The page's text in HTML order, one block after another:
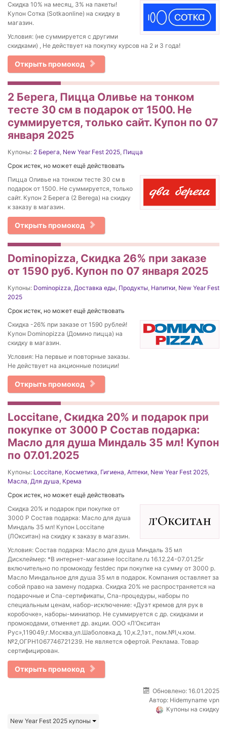
Скидка 10% на месяц, 3% на пакеты!
Купон Сотка (Sotkaonline) на скидку в
магазин.
Условия: (не суммируется с другими
скидками) , Не действует на покупку курсов на 2 и 3 года!
Открыть промокод
2 Берега, Пицца Оливье на тонком
тесте 30 см в подарок от 1500. Не
суммируется, только сайт. Купон по 07
января 2025
Купоны: 2 Берега, New Year Fest 2025, Пицца
Срок истек, но может ещё действовать
Пицца Оливье на тонком тесте 30 см в
подарок от 1500. Не суммируется, только
сайт. Купон 2 Берега (2 Berega) на скидку
к заказу в магазин.
Открыть промокод
Dominopizza, Скидка 26% при заказе
от 1590 руб. Купон по 07 января 2025
Купоны: Dominopizza, Доставка еды, Продукты, Напитки, New Year Fest
2025
Срок истек, но может ещё действовать
Скидка -26% при заказе от 1590 рублей!
Купон Dominopizza (Домино пицца) на
скидку в магазин.
Условия: На первые и повторные заказы.
Не действует на акционные позиции!
Открыть промокод
Loccitane, Скидка 20% и подарок при
покупке от 3000 Р Состав подарка:
Масло для душа Миндаль 35 мл! Купон
по 07.01.2025
Купоны: Loccitane, Косметика, Гигиена, Аптеки, New Year Fest 2025,
Масла, Для душа, Крема
Срок истек, но может ещё действовать
Скидка 20% и подарок при покупке от
3000 Р Состав подарка: Масло для душа
Миндаль 35 мл! Купон Loccitane
(ЛОкситан) на скидку к заказу в магазин.
Условия: Состав подарка: Масло для душа Миндаль 35 мл
Дисклеймер: *В интернет-магазине loccitane.ru 16.12.24-07.01.25г
включительно по промокоду festdec при покупке на сумму от 3000 р.
Масло Миндальное для душа 35 мл в подарок. Компания оставляет за
собой право на замену подарка. Скидка 20% не распространяется на
подарочные и Спа-сертификаты, Спа-процедуры, наборы по
специальным ценам, набор-исключение: «Дуэт кремов для рук в
коробочке», наборы-миниатюр. Не суммируется с др. скидками и
промокодами, отменяет др. акции. ООО «Л’Окситан
Рус»,119049,г.Москва,ул.Шаболовка,д. 10,к.2,1эт., пом.№I,ч.ком.
№2,ОГРН1067746721239. Не является офертой. Реклама. Товар
сертифицирован.
Открыть промокод
Обновлено: 16.01.2025
Автор: Hidemyname vpn
Купоны на скидку
New Year Fest 2025 купоны